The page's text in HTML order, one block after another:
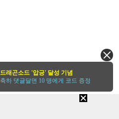
드래곤소드 '압긍' 달성 기념
축하 댓글달면 10 명에게 코드 증정